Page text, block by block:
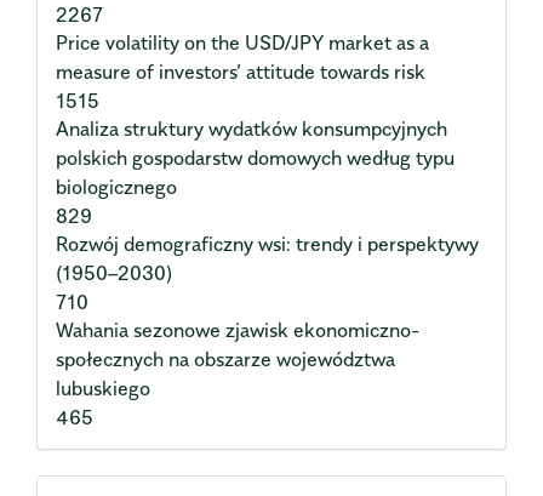
2267
Price volatility on the USD/JPY market as a
measure of investors’ attitude towards risk
1515
Analiza struktury wydatków konsumpcyjnych
polskich gospodarstw domowych według typu
biologicznego
829
Rozwój demograficzny wsi: trendy i perspektywy
(1950–2030)
710
Wahania sezonowe zjawisk ekonomiczno-
społecznych na obszarze województwa
lubuskiego
465